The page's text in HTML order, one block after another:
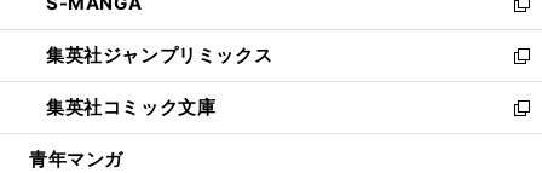
開
く
ド
ウ
で
開
く
ィ
ン
ド
ウ
で
開
い
ウ
ィ
ン
ド
ウ
新
し
い
ウ
ィ
ン
集英社ジャンプリミックス
新
し
い
ウ
集英社コミック文庫
新
し
青年マンガ